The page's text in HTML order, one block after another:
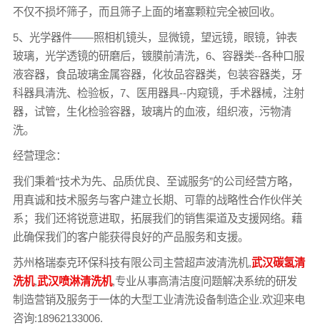
不仅不损坏筛子，而且筛子上面的堵塞颗粒完全被回收。
5、光学器件——照相机镜头，显微镜，望远镜，眼镜，钟表
玻璃，光学透镜的研磨后，镀膜前清洗，6、容器类--各种口服
液容器，食品玻璃金属容器，化妆品容器类，包装容器类，牙
科器具清洗、检验板，7、医用器具--内窥镜，手术器械，注射
器，试管，生化检验容器，玻璃片的血液，组织液，污物清
洗。
经营理念：
我们秉着“技术为先、品质优良、至诚服务”的公司经营方略，
用真诚和技术服务与客户建立长期、可靠的战略性合作伙伴关
系；我们还将锐意进取，拓展我们的销售渠道及支援网络。藉
此确保我们的客户能获得良好的产品服务和支援。
苏州格瑞泰克环保科技有限公司主营超声波清洗机,武汉碳氢清
洗机,武汉喷淋清洗机,专业从事高清洁度问题解决系统的研发
制造营销及服务于一体的大型工业清洗设备制造企业.欢迎来电
咨询:18962133006.